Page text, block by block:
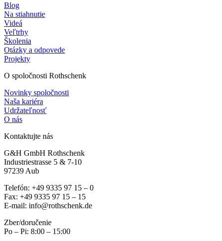
Blog
Na stiahnutie
Videá
Veľtrhy
Školenia
Otázky a odpovede
Projekty
O spoločnosti Rothschenk
Novinky spoločnosti
Naša kariéra
Udržateľnosť
O nás
Kontaktujte nás
G&H GmbH Rothschenk
Industriestrasse 5 & 7-10
97239 Aub
Telefón: +49 9335 97 15 – 0
Fax: +49 9335 97 15 – 15
E-mail: info@rothschenk.de
Zber/doručenie
Po – Pi: 8:00 – 15:00